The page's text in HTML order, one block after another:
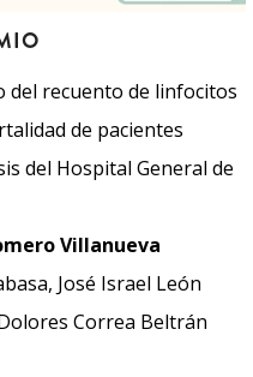
del recuento de linfocitos
de pacientes
del Hospital General de
Villanueva
José Israel León
Correa Beltrán